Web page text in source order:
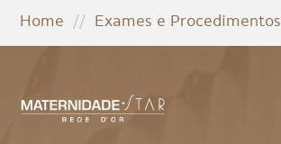
Home // Exames e Procedimentos